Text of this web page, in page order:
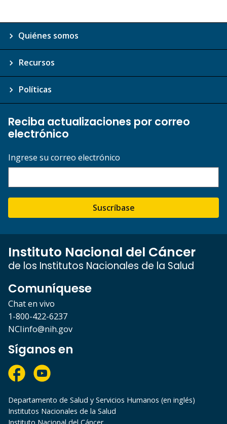
Quiénes somos
Recursos
Políticas
Reciba actualizaciones por correo
electrónico
Ingrese su correo electrónico
Suscríbase
Instituto Nacional del Cáncer
de los Institutos Nacionales de la Salud
Comuníquese
Chat en vivo
1-800-422-6237
NCIinfo@nih.gov
Síganos en
Departamento de Salud y Servicios Humanos (en inglés)
Institutos Nacionales de la Salud